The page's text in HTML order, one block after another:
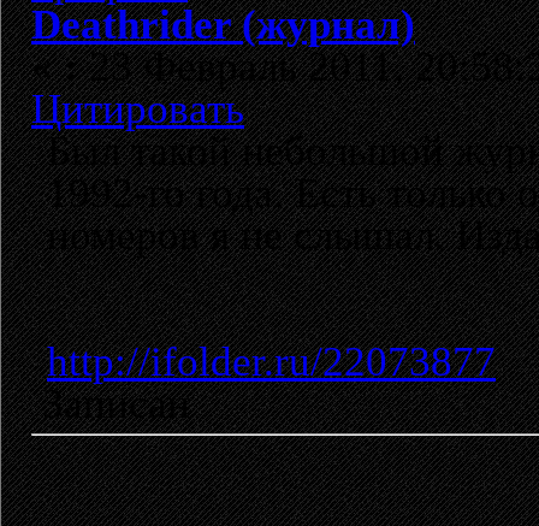
Deathrider (журнал)
«:23 Февраль 2011,
Цитировать
Был такой небольшой
1992-го года. Есть
номеров я не слышал.
http://ifolder.ru/22073877
Записан